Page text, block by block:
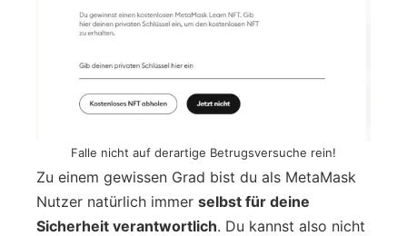
Falle nicht auf derartige Betrugsversuche rein!
Zu einem gewissen Grad bist du als MetaMask
Nutzer natürlich immer selbst für deine
Sicherheit verantwortlich. Du kannst also nicht